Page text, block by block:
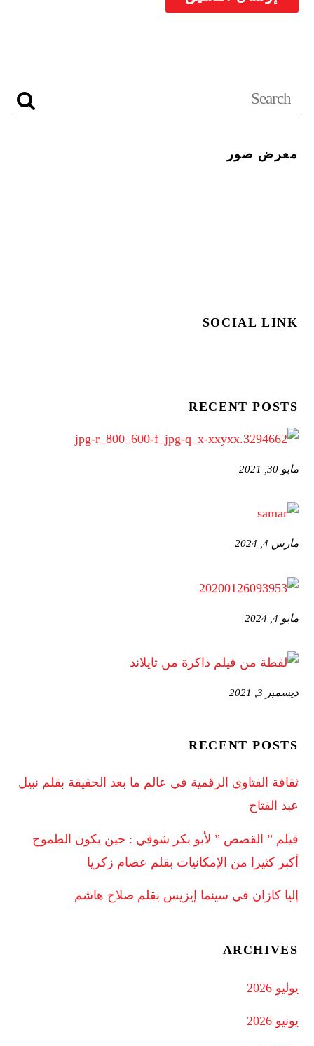
معرض صور
SOCIAL LINK
RECENT POSTS
مايو 30, 2021
مارس 4, 2024
مايو 4, 2024
ديسمبر 3, 2021
RECENT POSTS
ثقافة الفتاوي الرقمية في عالم ما بعد الحقيقة بقلم نبيل
عبد الفتاح
فيلم ” القصص ” لأبو بكر شوقي : حين يكون الطموح
أكبر كثيرا من الإمكانيات بقلم عصام زكريا
إليا كازان في سينما إيزيس بقلم صلاح هاشم
ARCHIVES
يوليو 2026
يونيو 2026